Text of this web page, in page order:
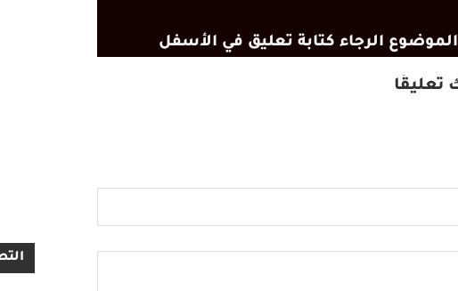
الرجاء كتابة تعليق في الأسفل
تعليقًا